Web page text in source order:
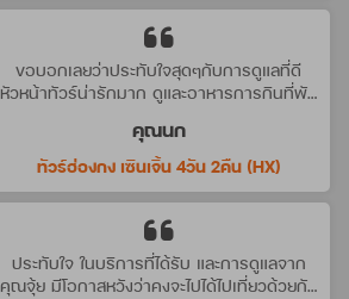
ขอบอกเลยว่าประทับใจสุดๆกับการดูแลที่ดี
หัวหน้าทัวร์น่ารักมาก ดูและอาหารการกินที่พัก
บริษัทนี้อีกค่ะ
คุณนก
ทัวร์ฮ่องกง เซินเจิ้น 4วัน 2คืน (HX)
ประทับใจ ในบริการที่ได้รับ และการดูแลจาก
คุณจุ้ย มีโอกาสหวังว่าคงจะไปได้ไปเที่ยวด้วยกัน